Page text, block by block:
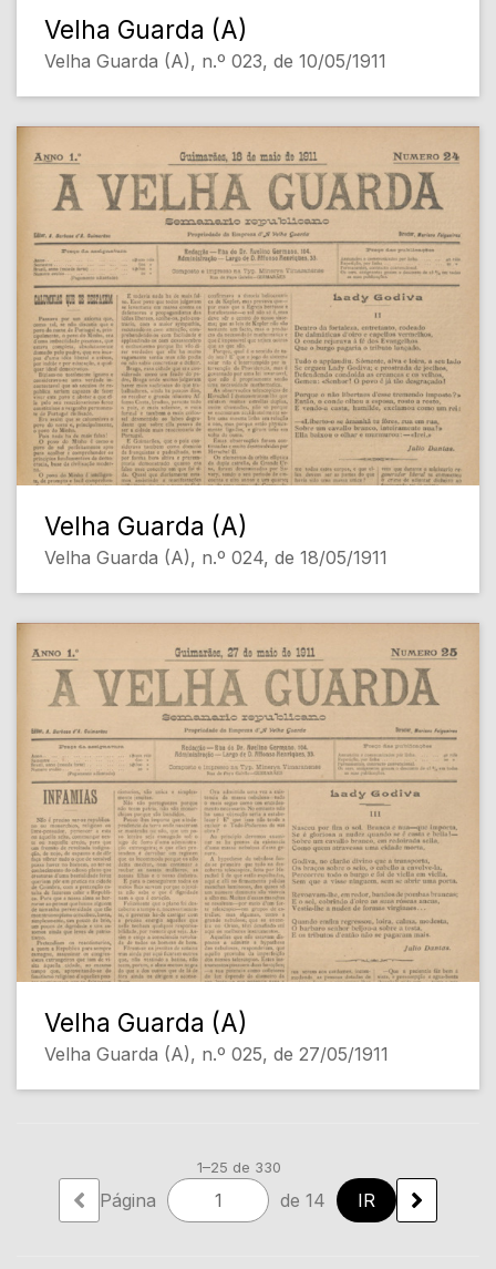
Velha Guarda (A)
Velha Guarda (A), n.º 023, de 10/05/1911
Velha Guarda (A)
Velha Guarda (A), n.º 024, de 18/05/1911
Velha Guarda (A)
Velha Guarda (A), n.º 025, de 27/05/1911
1–25 de 330
Página de 14